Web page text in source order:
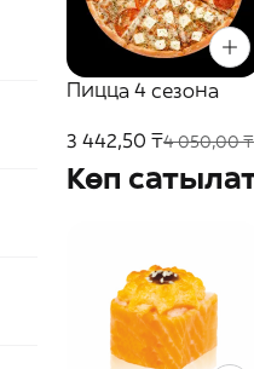
Пицца 4 сезона
3 442,50 ₸4 050,00 ₸
Көп